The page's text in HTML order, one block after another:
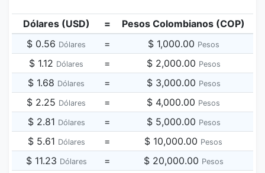
Dólares (USD) =
Pesos Colombianos (COP)
$ 0.56 Dólares = $ 1,000.00 Pesos
$ 1.12 Dólares = $ 2,000.00 Pesos
$ 1.68 Dólares = $ 3,000.00 Pesos
$ 2.25 Dólares = $ 4,000.00 Pesos
$ 2.81 Dólares = $ 5,000.00 Pesos
$ 5.61 Dólares = $ 10,000.00 Pesos
$ 11.23 Dólares = $ 20,000.00 Pesos